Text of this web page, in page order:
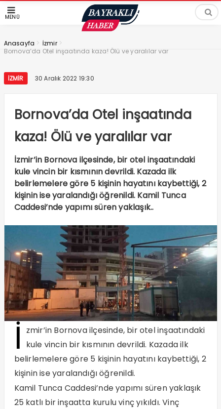
MENÜ
Anasayfa > İzmir >
Bornova’da Otel inşaatında kaza! Ölü ve yaralılar var
İZMIR 30 Aralık 2022 19:30
Bornova’da Otel inşaatında
kaza! Ölü ve yaralılar var
İzmir’in Bornova ilçesinde, bir otel inşaatındaki
kule vincin bir kısmının devrildi. Kazada ilk
belirlemelere göre 5 kişinin hayatını kaybettiği, 2
kişinin ise yaralandığı öğrenildi. Kamil Tunca
Caddesi’nde yapımı süren yaklaşık..
İ zmir’in Bornova ilçesinde, bir otel inşaatındaki
kule vincin bir kısmının devrildi. Kazada ilk
belirlemelere göre 5 kişinin hayatını kaybettiği, 2
kişinin ise yaralandığı öğrenildi.
Kamil Tunca Caddesi’nde yapımı süren yaklaşık
25 katlı bir inşaatta kurulu vinç yıkıldı. Vinç